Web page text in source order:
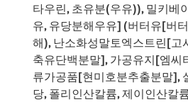
타우린, 초유분(우유)), 밀키베
유, 유당분해우유] (버터유[버
해), 난소화성말토엑스트린[고
축유단백분말], 가공유지[엠씨
류가공품[현미호분추출분말],
당, 폴리인산칼륨, 제이인산칼